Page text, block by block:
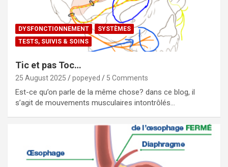
DYSFONCTIONNEMENT
SYSTÈMES
TESTS, SUIVIS & SOINS
Tic et pas Toc…
25 August 2025 popeyed 5 Comments
Est-ce qu’on parle de la même chose? dans ce blog, il
s’agit de mouvements musculaires intontrôlés…